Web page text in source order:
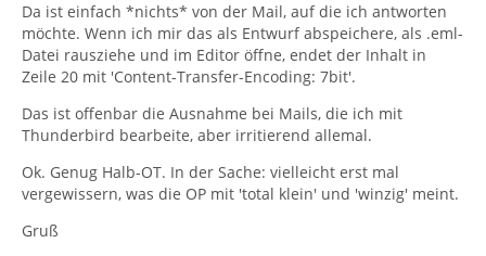
Da ist einfach *nichts* von der Mail, auf die ich antworten
möchte. Wenn ich mir das als Entwurf abspeichere, als .eml-
Datei rausziehe und im Editor öffne, endet der Inhalt in
Zeile 20 mit 'Content-Transfer-Encoding: 7bit'.
Das ist offenbar die Ausnahme bei Mails, die ich mit
Thunderbird bearbeite, aber irritierend allemal.
Ok. Genug Halb-OT. In der Sache: vielleicht erst mal
vergewissern, was die OP mit 'total klein' und 'winzig' meint.
Gruß